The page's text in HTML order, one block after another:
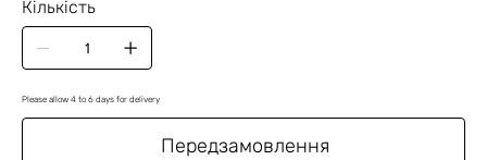
Кількість
Please allow 4 to 6 days for delivery
Передзамовлення